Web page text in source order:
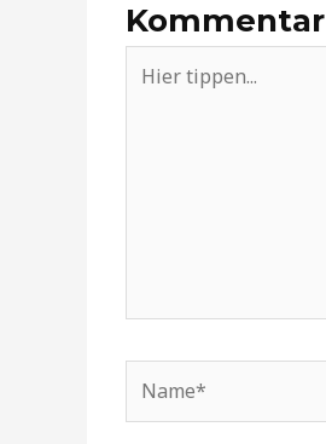
tippen...